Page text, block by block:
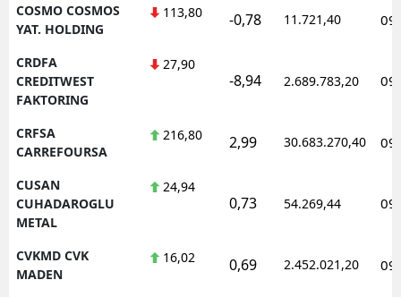
COSMO COSMOS
YAT. HOLDING
113,80 -0,78 11.721,40
CRDFA
CREDITWEST
FAKTORING
27,90
-8,94 2.689.783,20
CRFSA
CARREFOURSA
216,80 2,99 30.683.270,40
CUSAN
CUHADAROGLU
METAL
24,94
0,73 54.269,44
CVKMD CVK
MADEN
16,02 0,69 2.452.021,20